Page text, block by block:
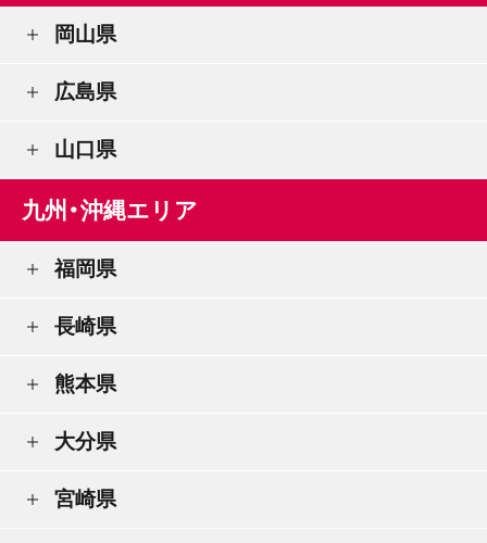
岡山県
広島県
山口県
九州・沖縄エリア
福岡県
長崎県
熊本県
大分県
宮崎県